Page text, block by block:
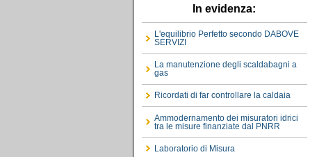
In evidenza:
L'equilibrio Perfetto secondo DABOVE
SERVIZI
La manutenzione degli scaldabagni a
gas
Ricordati di far controllare la caldaia
Ammodernamento dei misuratori idrici
tra le misure finanziate dal PNRR
Laboratorio di Misura